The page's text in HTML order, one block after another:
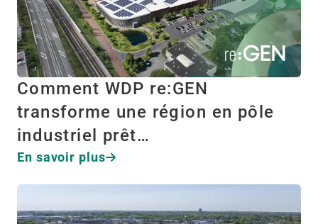
Comment WDP re:GEN
transforme une région en pôle
industriel prêt…
En savoir plus